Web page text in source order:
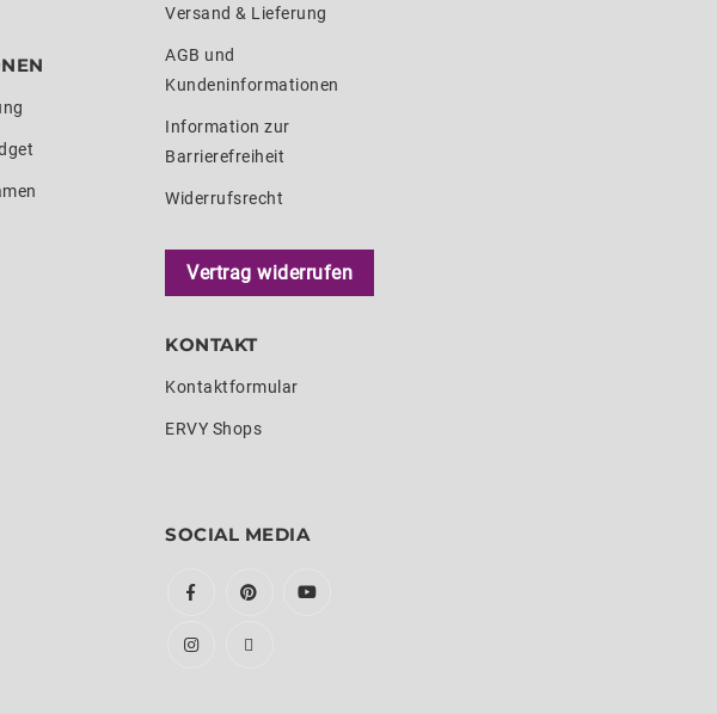
Versand & Lieferung
AGB und
Kundeninformationen
Information zur
Barrierefreiheit
Widerrufsrecht
Vertrag widerrufen
KONTAKT
Kontaktformular
ERVY Shops
SOCIAL MEDIA